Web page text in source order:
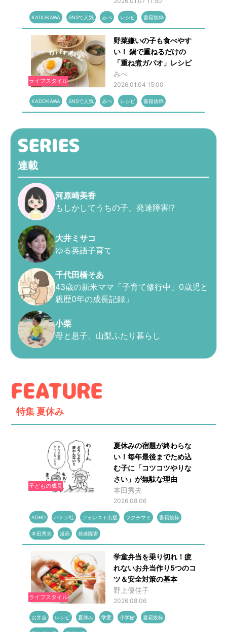
KADOKAWA SNSで人気 みぺ レシピ 書籍抜粋
ライフスタイル
野菜嫌いの子も食べやす
い！ 鍋で重ねるだけの
「重ね煮ガパオ」レシピ
みぺ
2026.01.04 15:00
KADOKAWA SNSで人気 みぺ レシピ 書籍抜粋
連載
河原崎美香
もしかしてうちの子、発達障害!?
大井ミサコ
ゆる英語子育て
千代田橋そあ
43歳の新米ママ「子育て修行中」0歳児と
親歴0年の成長記録」
小栗
母と息子、山梨ふたり暮らし
特集 夏休み
子どもの成長
夏休みの宿題が終わらな
い！毎年最後までため込
む子に「コツコツやりな
さい」が無駄な理由
本田秀夫
2026.08.06
ADHD バトン社 フォレスト出版 フクチマミ 書籍抜粋
本田秀夫 漫画 発達障害
ライフスタイル
学童弁当を乗り切れ！疲
れないお弁当作り5つのコ
ツ＆安全対策の基本
野上優佳子
2026.08.06
お弁当 レシピ 夏休み 学童 小学館 書籍抜粋